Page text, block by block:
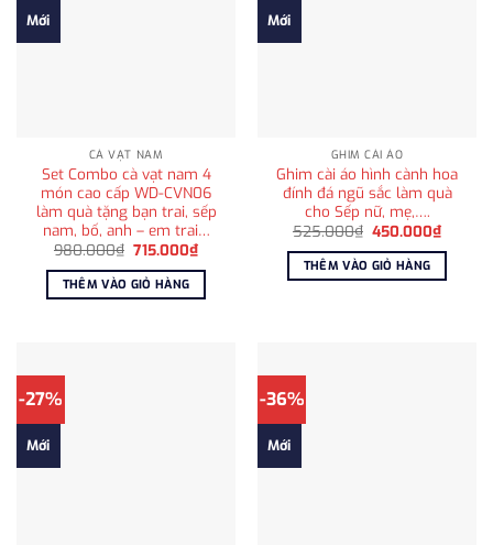
Mới
CÀ VẠT NAM
Set Combo cà vạt nam 4
món cao cấp WD-CVN06
làm quà tặng bạn trai, sếp
nam, bố, anh – em trai…
980.000₫ Giá
là:
980.000₫.
715.000₫Giá
hiện
tại
715.000₫.
THÊM VÀO GIỎ HÀNG
Mới
GHIM CÀI ÁO
Ghim cài áo hình cành hoa
đính đá ngũ sắc làm quà
cho Sếp nữ, mẹ,….
525.000₫ Giá
là:
525.000₫.
450.000₫Giá
hiện
tại
THÊM VÀO GIỎ HÀNG
-27%
Mới
-36%
Mới